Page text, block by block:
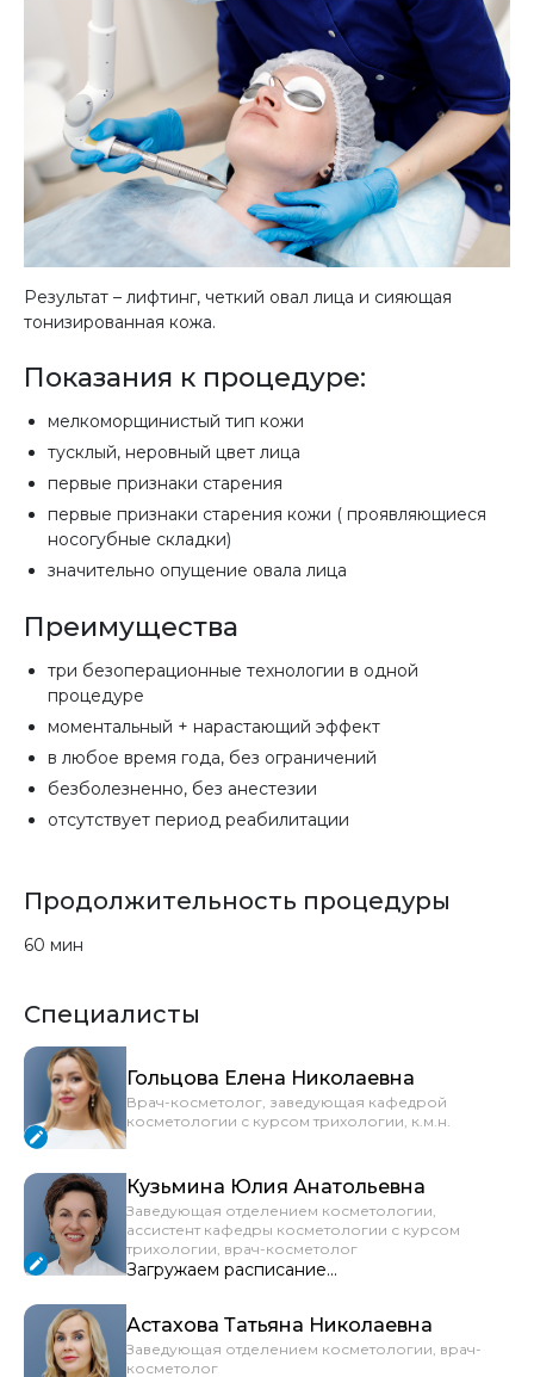
Результат – лифтинг, четкий овал лица и сияющая
тонизированная кожа.
Показания к процедуре:
мелкоморщинистый тип кожи
тусклый, неровный цвет лица
первые признаки старения
первые признаки старения кожи ( проявляющиеся
носогубные складки)
значительно опущение овала лица
Преимущества
три безоперационные технологии в одной
процедуре
моментальный + нарастающий эффект
в любое время года, без ограничений
безболезненно, без анестезии
отсутствует период реабилитации
Продолжительность процедуры
60 мин
Специалисты
Гольцова Елена Николаевна
Врач-косметолог, заведующая кафедрой
косметологии с курсом трихологии, к.м.н.
Кузьмина Юлия Анатольевна
Заведующая отделением косметологии,
ассистент кафедры косметологии с курсом
трихологии, врач-косметолог
Загружаем расписание...
Астахова Татьяна Николаевна
Заведующая отделением косметологии, врач-
косметолог